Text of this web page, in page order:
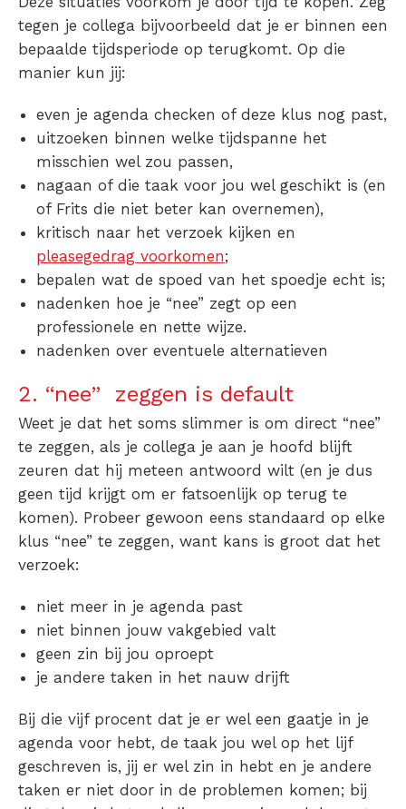
tegen je collega bijvoorbeeld dat je er binnen een
bepaalde tijdsperiode op terugkomt. Op die
manier kun jij:
even je agenda checken of deze klus nog past,
uitzoeken binnen welke tijdspanne het
misschien wel zou passen,
nagaan of die taak voor jou wel geschikt is (en
of Frits die niet beter kan overnemen),
kritisch naar het verzoek kijken en
pleasegedrag voorkomen;
bepalen wat de spoed van het spoedje echt is;
nadenken hoe je “nee” zegt op een
professionele en nette wijze.
nadenken over eventuele alternatieven
2. “nee” zeggen is default
Weet je dat het soms slimmer is om direct “nee”
te zeggen, als je collega je aan je hoofd blijft
zeuren dat hij meteen antwoord wilt (en je dus
geen tijd krijgt om er fatsoenlijk op terug te
komen). Probeer gewoon eens standaard op elke
klus “nee” te zeggen, want kans is groot dat het
verzoek:
niet meer in je agenda past
niet binnen jouw vakgebied valt
geen zin bij jou oproept
je andere taken in het nauw drijft
Bij die vijf procent dat je er wel een gaatje in je
agenda voor hebt, de taak jou wel op het lijf
geschreven is, jij er wel zin in hebt en je andere
taken er niet door in de problemen komen; bij